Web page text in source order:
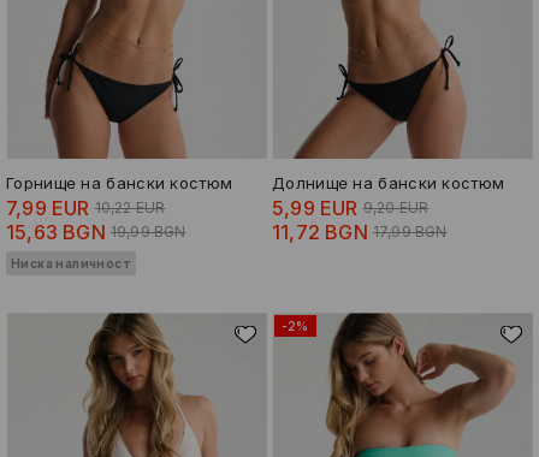
Горнище на бански костюм
7,99 EUR 10,22 EUR
15,63 BGN 19,99 BGN
Ниска наличност
Долнище на бански костюм
5,99 EUR 9,20 EUR
11,72 BGN 17,99 BGN
-2%